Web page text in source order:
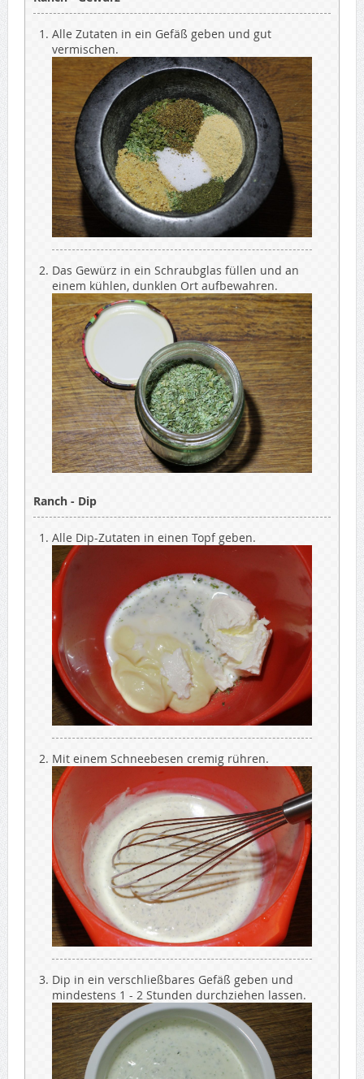
Alle Zutaten in ein Gefäß geben und gut
vermischen.
Das Gewürz in ein Schraubglas füllen und an
einem kühlen, dunklen Ort aufbewahren.
Ranch - Dip
Alle Dip-Zutaten in einen Topf geben.
Mit einem Schneebesen cremig rühren.
Dip in ein verschließbares Gefäß geben und
mindestens 1 - 2 Stunden durchziehen lassen.